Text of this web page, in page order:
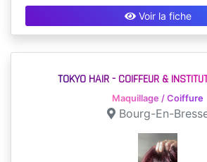
Voir la fiche
TOKYO HAIR - COIFFEUR &
Maquillage / Coiffure
Bourg-En-